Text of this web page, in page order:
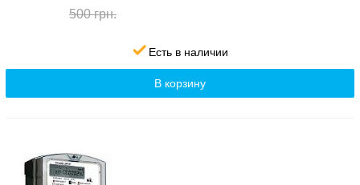
500 грн.
Есть в наличии
В корзину